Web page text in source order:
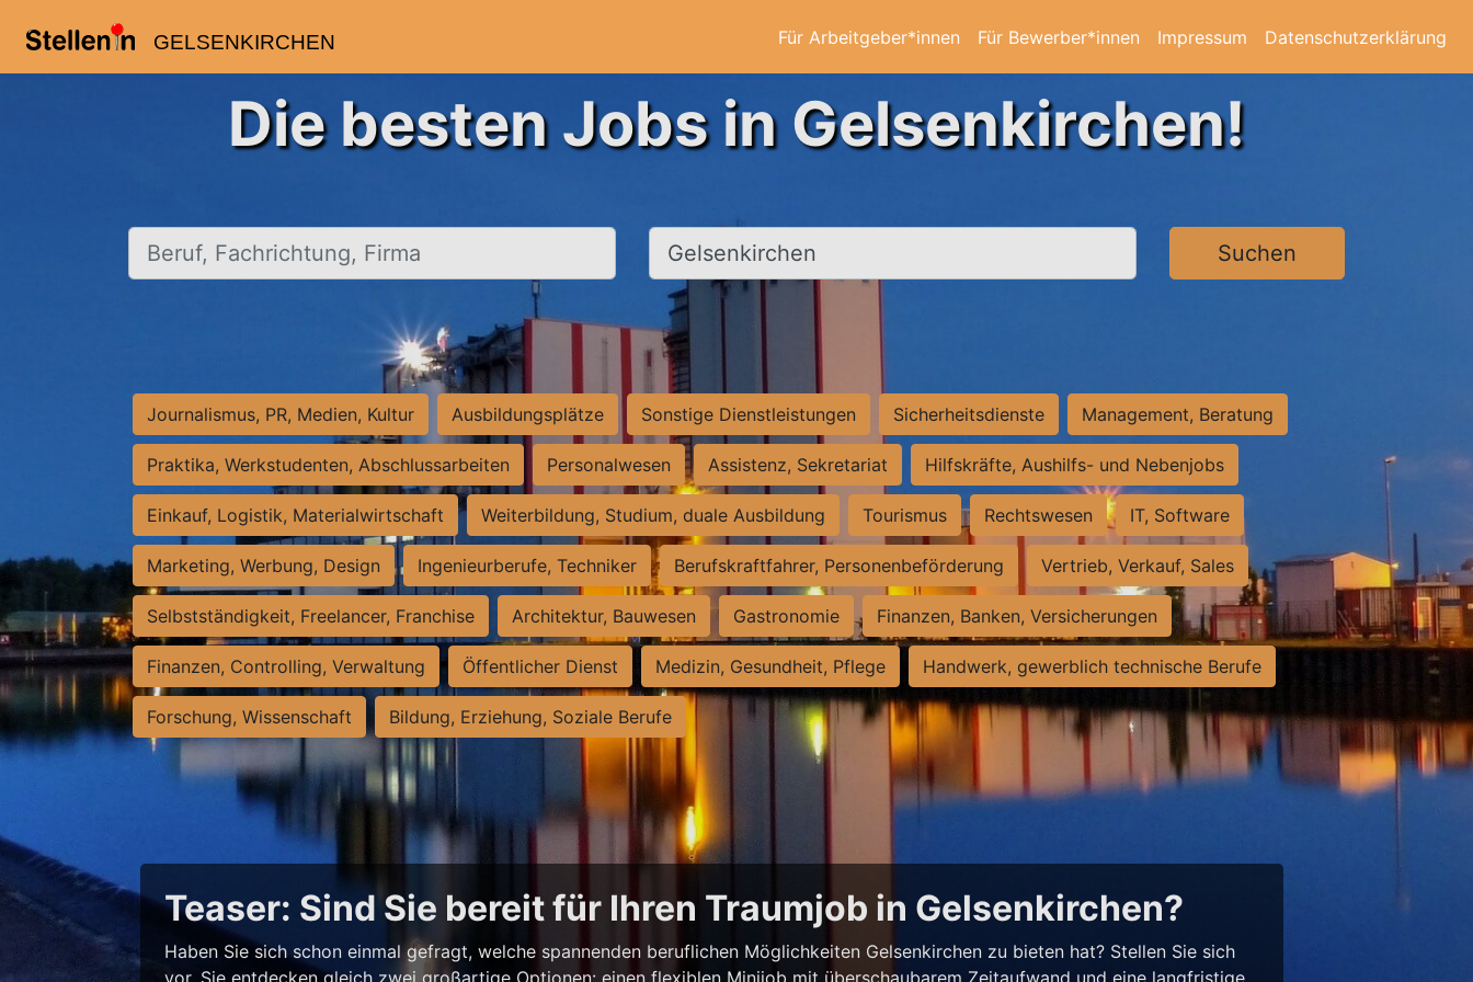
GELSENKIRCHEN Für Arbeitgeber*innen Für Bewerber*innen Impressum Datenschutzerklärung
Die besten Jobs in Gelsenkirchen!
Beruf, Fachrichtung, Firma Ort, Stadt Suchen
Journalismus, PR, Medien, Kultur Ausbildungsplätze Sonstige Dienstleistungen Sicherheitsdienste Management, Beratung
Praktika, Werkstudenten, Abschlussarbeiten Personalwesen Assistenz, Sekretariat Hilfskräfte, Aushilfs- und Nebenjobs
Einkauf, Logistik, Materialwirtschaft Weiterbildung, Studium, duale Ausbildung Tourismus Rechtswesen IT, Software
Marketing, Werbung, Design Ingenieurberufe, Techniker Berufskraftfahrer, Personenbeförderung Vertrieb, Verkauf, Sales
Selbstständigkeit, Freelancer, Franchise Architektur, Bauwesen Gastronomie Finanzen, Banken, Versicherungen
Finanzen, Controlling, Verwaltung Öffentlicher Dienst Medizin, Gesundheit, Pflege Handwerk, gewerblich technische Berufe
Forschung, Wissenschaft Bildung, Erziehung, Soziale Berufe
Teaser: Sind Sie bereit für Ihren Traumjob in Gelsenkirchen?
Haben Sie sich schon einmal gefragt, welche spannenden beruflichen Möglichkeiten Gelsenkirchen zu bieten hat? Stellen Sie sich